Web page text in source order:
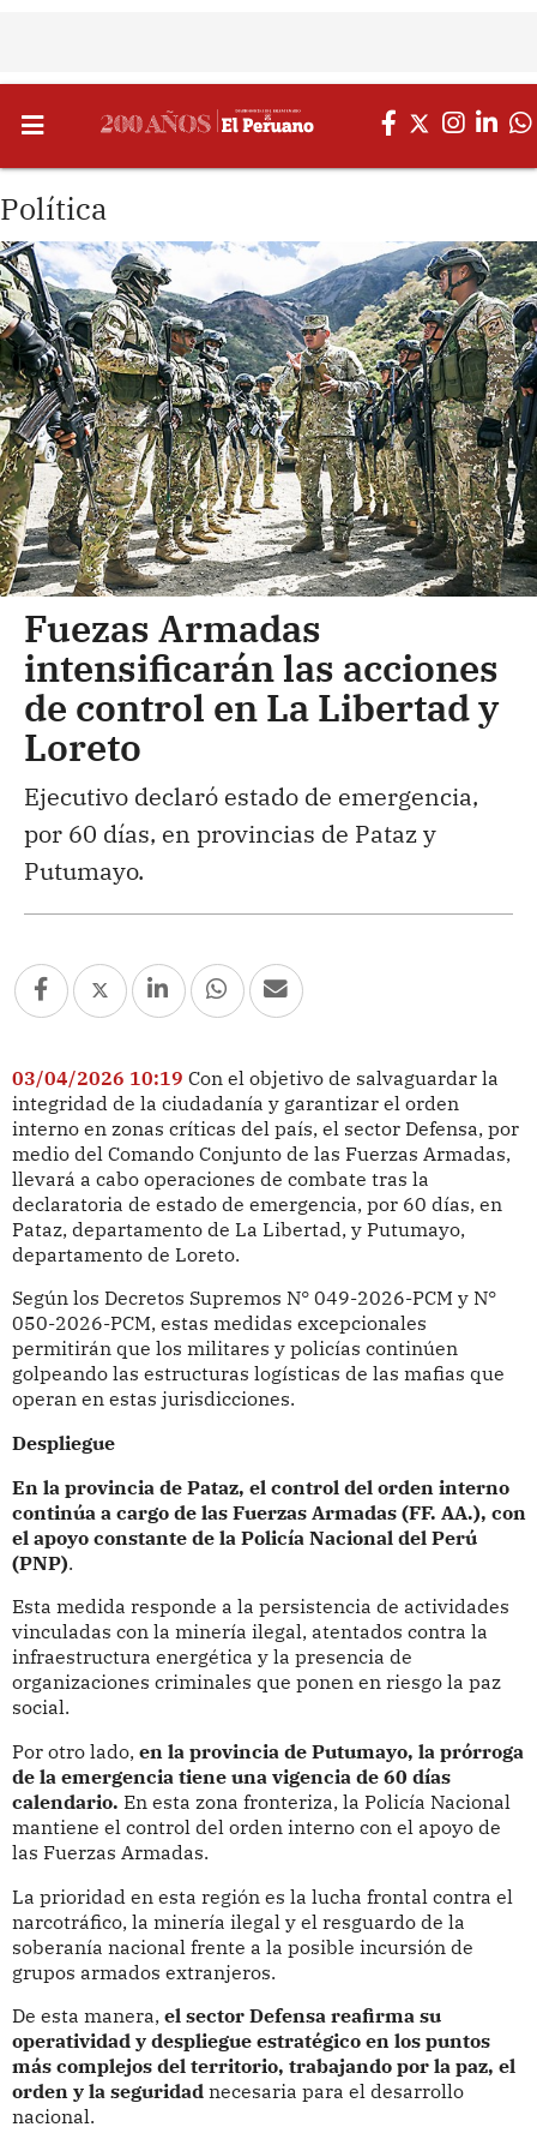
Política
Fuezas Armadas
intensificarán las acciones
de control en La Libertad y
Loreto
Ejecutivo declaró estado de emergencia,
por 60 días, en provincias de Pataz y
Putumayo.
03/04/2026 10:19 Con el objetivo de salvaguardar la
integridad de la ciudadanía y garantizar el orden
interno en zonas críticas del país, el sector Defensa, por
medio del Comando Conjunto de las Fuerzas Armadas,
llevará a cabo operaciones de combate tras la
declaratoria de estado de emergencia, por 60 días, en
Pataz, departamento de La Libertad, y Putumayo,
departamento de Loreto.
Según los Decretos Supremos N° 049-2026-PCM y N°
050-2026-PCM, estas medidas excepcionales
permitirán que los militares y policías continúen
golpeando las estructuras logísticas de las mafias que
operan en estas jurisdicciones.
Despliegue
En la provincia de Pataz, el control del orden interno
continúa a cargo de las Fuerzas Armadas (FF. AA.), con
el apoyo constante de la Policía Nacional del Perú
(PNP).
Esta medida responde a la persistencia de actividades
vinculadas con la minería ilegal, atentados contra la
infraestructura energética y la presencia de
organizaciones criminales que ponen en riesgo la paz
social.
Por otro lado, en la provincia de Putumayo, la prórroga
de la emergencia tiene una vigencia de 60 días
calendario. En esta zona fronteriza, la Policía Nacional
mantiene el control del orden interno con el apoyo de
las Fuerzas Armadas.
La prioridad en esta región es la lucha frontal contra el
narcotráfico, la minería ilegal y el resguardo de la
soberanía nacional frente a la posible incursión de
grupos armados extranjeros.
De esta manera, el sector Defensa reafirma su
operatividad y despliegue estratégico en los puntos
más complejos del territorio, trabajando por la paz, el
orden y la seguridad necesaria para el desarrollo
nacional.